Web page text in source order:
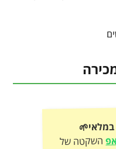
השקטה של
אורגניקו וקבלו עדכונים לפני כולם – על